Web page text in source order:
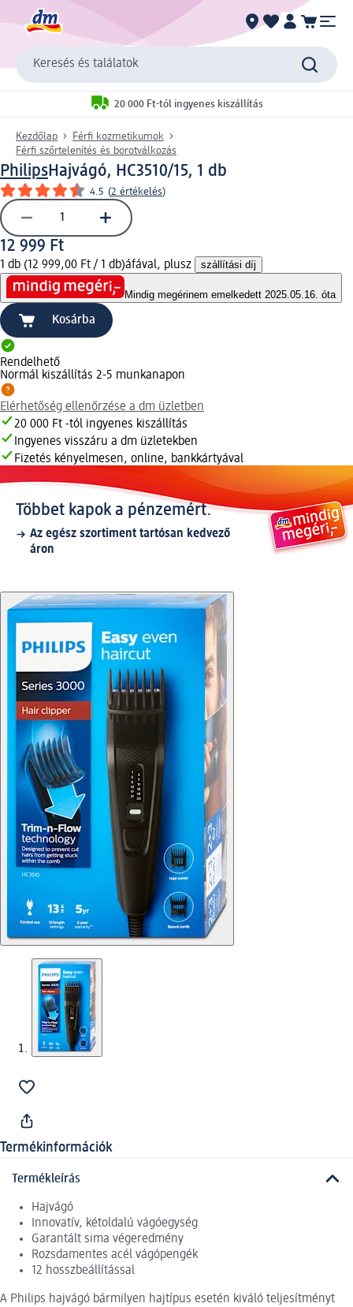
Keresés és találatok
20 000 Ft-tól ingyenes kiszállítás
Kezdőlap
Férfi kozmetikumok
Férfi szőrtelenítés és borotválkozás
PhilipsHajvágó, HC3510/15, 1 db
4.5 (2 értékelés)
12 999 Ft
1 db (12 999,00 Ft / 1 db)áfával, plusz szállítási díj
Mindig megérinem emelkedett 2025.05.16. óta
Kosárba
Rendelhető
Normál kiszállítás 2-5 munkanapon
Elérhetőség ellenőrzése a dm üzletben
20 000 Ft -tól ingyenes kiszállítás
Ingyenes visszáru a dm üzletekben
Fizetés kényelmesen, online, bankkártyával
Többet kapok a pénzemért.
Az egész szortiment tartósan kedvező
áron
Termékinformációk
Termékleírás
Hajvágó
Innovatív, kétoldalú vágóegység
Garantált sima végeredmény
Rozsdamentes acél vágópengék
12 hosszbeállítással
A Philips hajvágó bármilyen hajtípus esetén kiváló teljesítményt